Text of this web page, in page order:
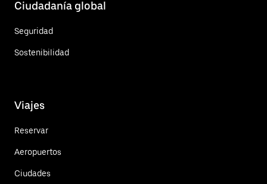
Ciudadanía global
Seguridad
Sostenibilidad
Viajes
Reservar
Aeropuertos
Ciudades